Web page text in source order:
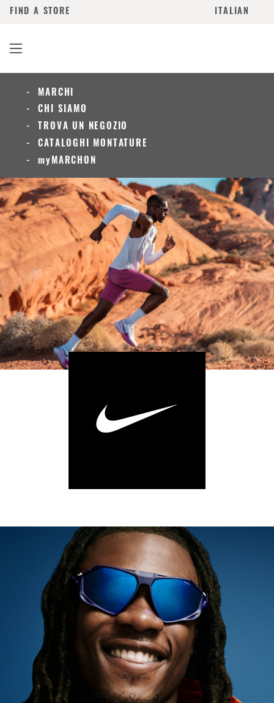
ITALIAN
FIND A STORE
MARCHI
CHI SIAMO
TROVA UN NEGOZIO
CATALOGHI MONTATURE
myMARCHON